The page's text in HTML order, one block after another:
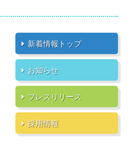
新着情報トップ
お知らせ
プレスリリース
採用情報